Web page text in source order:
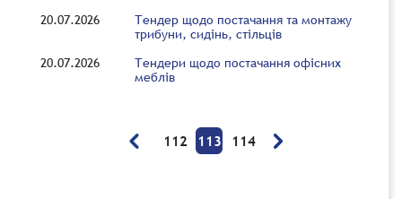
20.07.2026
Тендер щодо постачання та монтажу
трибуни, сидінь, стільців
20.07.2026
Тендери щодо постачання офісних
меблів
112 113 114